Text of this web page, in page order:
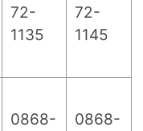
72-
1135
72-
1145
0868-
0868-